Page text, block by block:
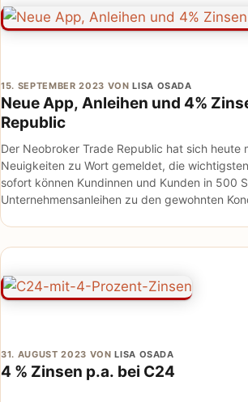
Neue App, Anleihen und 4%
Republic
15. SEPTEMBER 2023 VONLISA OSADA
Der Neobroker Trade Republic hat sich heute
Neuigkeiten zu Wort gemeldet, die
sofort können Kundinnen und Kunden in 500
Unternehmensanleihen zu den gewohnten
(Fremdkostenpauschale von 1 …
4 % Zinsen p.a. bei C24
31. AUGUST 2023 VONLISA OSADA